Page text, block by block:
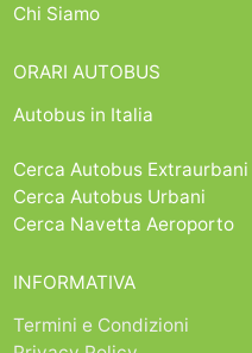
Chi Siamo
ORARI AUTOBUS
Autobus in Italia
Cerca Autobus Extraurbani
Cerca Autobus Urbani
Cerca Navetta Aeroporto
INFORMATIVA
Termini e Condizioni